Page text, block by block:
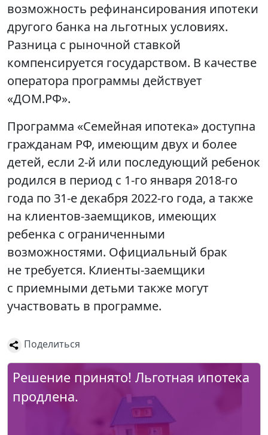
возможность рефинансирования ипотеки
другого банка на льготных условиях.
Разница с рыночной ставкой
компенсируется государством. В качестве
оператора программы действует
«ДОМ.РФ».
Программа «Семейная ипотека» доступна
гражданам РФ, имеющим двух и более
детей, если 2-й или последующий ребенок
родился в период с 1-го января 2018-го
года по 31-е декабря 2022-го года, а также
на клиентов-заемщиков, имеющих
ребенка с ограниченными
возможностями. Официальный брак
не требуется. Клиенты-заемщики
с приемными детьми также могут
участвовать в программе.
Поделиться
Решение принято! Льготная ипотека
продлена.